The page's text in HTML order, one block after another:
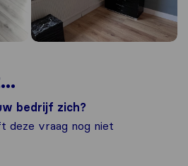
bedrijf zich?
deze vraag nog niet